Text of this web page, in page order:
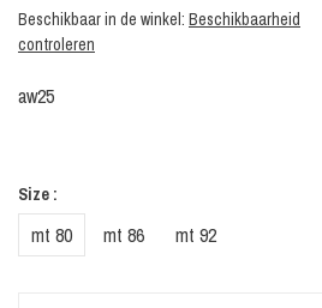
Beschikbaar in de winkel: Beschikbaarheid
controleren
aw25
Size :
mt 80 mt 86 mt 92